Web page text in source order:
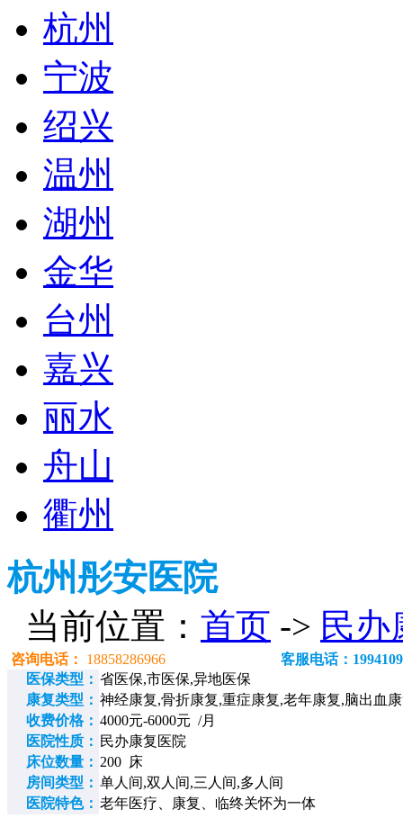
杭州
宁波
绍兴
温州
湖州
金华
台州
嘉兴
丽水
舟山
衢州
杭州彤安医院
当前位置： 首页 -> 民办
咨询电话： 18858286966
客服电话：
医保类型： 省医保,市医保,异地医保
康复类型： 神经康复,骨折康复,重症康复,老年康复,脑出血
收费价格： 4000元-6000元 /月
医院性质： 民办康复医院
床位数量： 200 床
房间类型： 单人间,双人间,三人间,多人间
医院特色： 老年医疗、康复、临终关怀为一体